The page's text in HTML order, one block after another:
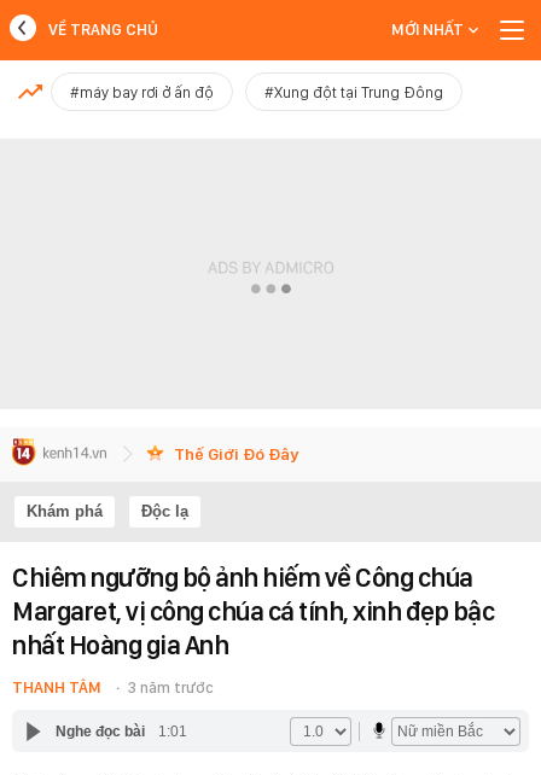
MỚI NHẤT
VỀ TRANG CHỦ MỚI NHẤT
#máy bay rơi ở ấn độ #Xung đột tại Trung Đông
Thế Giới Đó Đây
Khám phá Độc lạ
Chiêm ngưỡng bộ ảnh hiếm về Công chúa
Margaret, vị công chúa cá tính, xinh đẹp bậc
nhất Hoàng gia Anh
THANH TÂM 3 năm trước
Nghe đọc bài 1:01